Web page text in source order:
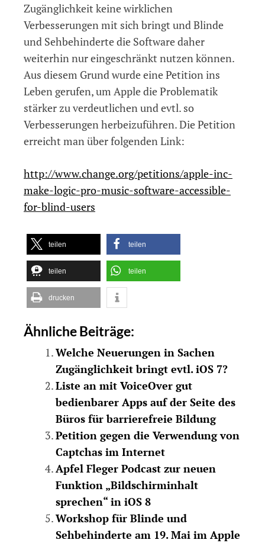
Zugänglichkeit keine wirklichen
Verbesserungen mit sich bringt und Blinde
und Sehbehinderte die Software daher
weiterhin nur eingeschränkt nutzen können.
Aus diesem Grund wurde eine Petition ins
Leben gerufen, um Apple die Problematik
stärker zu verdeutlichen und evtl. so
Verbesserungen herbeizuführen. Die Petition
erreicht man über folgenden Link:
http://www.change.org/petitions/apple-inc-
make-logic-pro-music-software-accessible-
for-blind-users
teilen teilen
teilen teilen
drucken
Ähnliche Beiträge:
Welche Neuerungen in Sachen
Zugänglichkeit bringt evtl. iOS 7?
Liste an mit VoiceOver gut
bedienbarer Apps auf der Seite des
Büros für barrierefreie Bildung
Petition gegen die Verwendung von
Captchas im Internet
Apfel Fleger Podcast zur neuen
Funktion „Bildschirminhalt
sprechen“ in iOS 8
Workshop für Blinde und
Sehbehinderte am 19. Mai im Apple